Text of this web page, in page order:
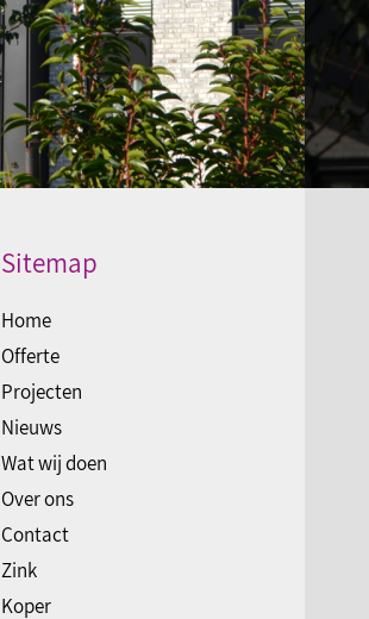
Sitemap
Home
Offerte
Projecten
Nieuws
Wat wij doen
Over ons
Contact
Zink
Koper